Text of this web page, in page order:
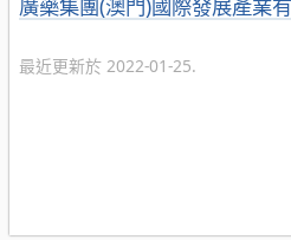
廣藥集團(澳門)國際發展產業
最近更新於 2022-01-25.